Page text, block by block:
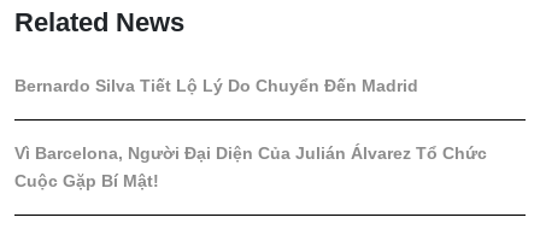
Related News
Bernardo Silva Tiết Lộ Lý Do Chuyển Đến Madrid
Vì Barcelona, Người Đại Diện Của Julián Álvarez Tổ Chức
Cuộc Gặp Bí Mật!